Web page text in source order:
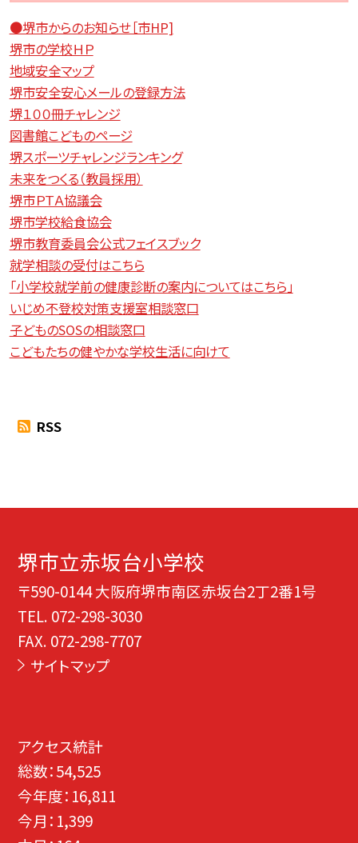
●堺市からのお知らせ［市HP]
堺市の学校ＨＰ
地域安全マップ
堺市安全安心メールの登録方法
堺１００冊チャレンジ
図書館こどものページ
堺スポーツチャレンジランキング
未来をつくる（教員採用）
堺市ＰＴＡ協議会
堺市学校給食協会
堺市教育委員会公式フェイスブック
就学相談の受付はこちら
「小学校就学前の健康診断の案内についてはこちら」
いじめ不登校対策支援室相談窓口
子どものSOSの相談窓口
こどもたちの健やかな学校生活に向けて
RSS
堺市立赤坂台小学校
〒590-0144 大阪府堺市南区赤坂台2丁2番1号
TEL. 072-298-3030
FAX. 072-298-7707
サイトマップ
アクセス統計
総数：54,525
今年度： 16,811
今月： 1,399